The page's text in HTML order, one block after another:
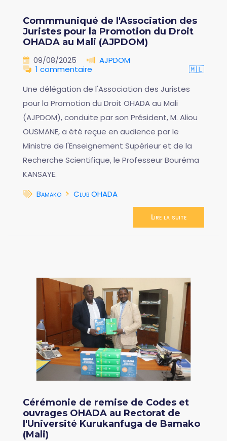
Commmuniqué de l'Association des
Juristes pour la Promotion du Droit
OHADA au Mali (AJPDOM)
09/08/2025
AJPDOM
1 commentaire
🇲🇱
Une délégation de l'Association des Juristes
pour la Promotion du Droit OHADA au Mali
(AJPDOM), conduite par son Président, M. Aliou
OUSMANE, a été reçue en audience par le
Ministre de l'Enseignement Supérieur et de la
Recherche Scientifique, le Professeur Bouréma
KANSAYE.
Bamako
Club OHADA
Lire la suite
Cérémonie de remise de Codes et
ouvrages OHADA au Rectorat de
l'Université Kurukanfuga de Bamako
(Mali)